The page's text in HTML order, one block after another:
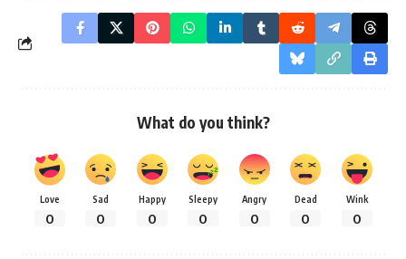
What do you think?
Love
0
Sad
0
Happy
0
Sleepy
0
Angry
0
Dead
0
Wink
0